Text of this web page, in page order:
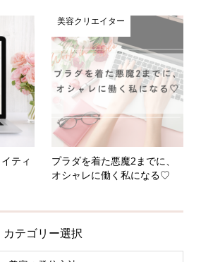
ティ
美容クリエイター
プラダを着た悪魔2までに、
オシャレに働く私になる♡
カテゴリー選択